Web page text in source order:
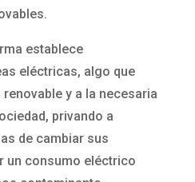
establece
eléctricas, algo que
y a la necesaria
privando a
de cambiar sus
un consumo eléctrico